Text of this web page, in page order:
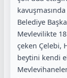
Belediye
Mevlevilikte
çeken Çelebi,
beytini kendi el